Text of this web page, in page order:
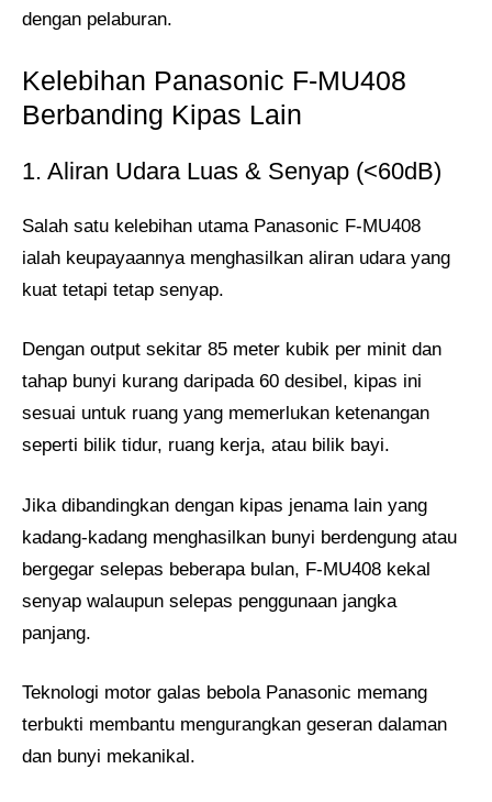
dengan pelaburan.
Kelebihan Panasonic F-MU408
Berbanding Kipas Lain
1. Aliran Udara Luas & Senyap (<60dB)
Salah satu kelebihan utama Panasonic F-MU408
ialah keupayaannya menghasilkan aliran udara yang
kuat tetapi tetap senyap.
Dengan output sekitar 85 meter kubik per minit dan
tahap bunyi kurang daripada 60 desibel, kipas ini
sesuai untuk ruang yang memerlukan ketenangan
seperti bilik tidur, ruang kerja, atau bilik bayi.
Jika dibandingkan dengan kipas jenama lain yang
kadang-kadang menghasilkan bunyi berdengung atau
bergegar selepas beberapa bulan, F-MU408 kekal
senyap walaupun selepas penggunaan jangka
panjang.
Teknologi motor galas bebola Panasonic memang
terbukti membantu mengurangkan geseran dalaman
dan bunyi mekanikal.